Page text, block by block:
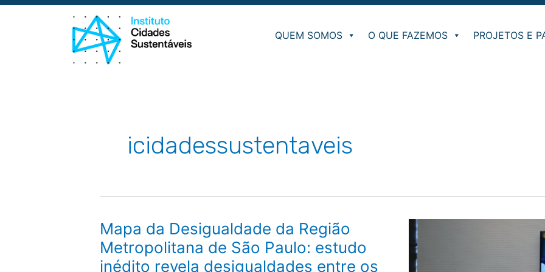
Ir
QUEM SOMOS O QUE FAZEMOS PROJETOS E
icidadessustentaveis
Mapa da Desigualdade da Região
Metropolitana de São Paulo: estudo
inédito revela desigualdades entre os
Mapa
da
Desigualdade
da
Região
Metropolitana